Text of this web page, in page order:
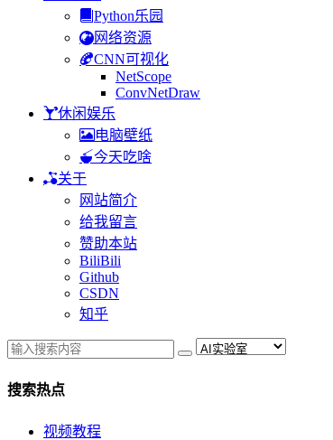
Python乐园
网络资源
CNN可视化
NetScope
ConvNetDraw
休闲娱乐
电脑壁纸
今天吃啥
关于
网站简介
给我留言
赞助本站
BiliBili
Github
CSDN
知乎
搜索热点
视频教程